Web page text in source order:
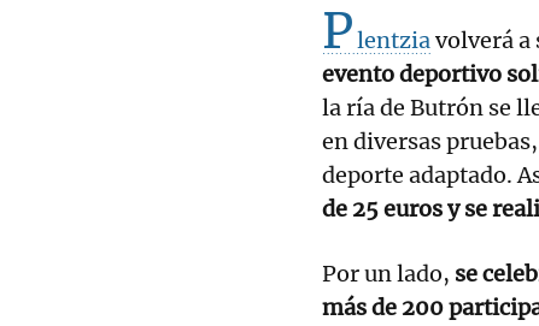
Plentziavolverá a
evento deportivo
la ría de Butrón se
en diversas
deporte adaptado.
de 25 euros y se
Por un lado, se
más de 200